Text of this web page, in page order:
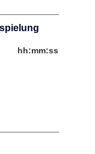
hh:mm:ss